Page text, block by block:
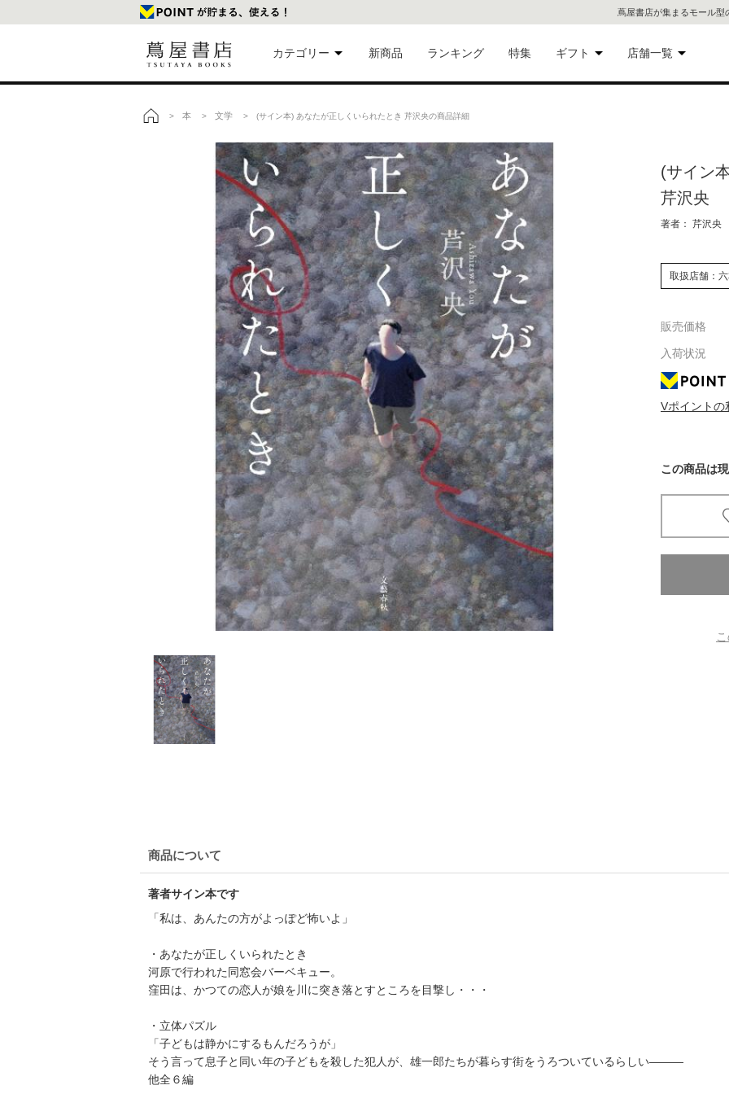
蔦屋書店が集まるモール型
カテゴリー
美術品
本
映像・音
楽
文具
雑貨
家電
食品
eギフト
新商品 ランキング 特集 ギフト
eギフト
店舗一覧
代官
屋書
書店
六本
屋書
京都
蔦屋
梅田
枚方
> 本 > 文学 > (サイン本) あなたが正しくいられたとき 芹沢央の商品詳細
(サイン
芹沢央
著者： 芹沢央
取扱店舗：
販売価格
入荷状況
Vポイントの
この商品は
商品について
著者サイン本です
「私は、あんたの方がよっぽど怖いよ」
・あなたが正しくいられたとき
河原で行われた同窓会バーベキュー。
窪田は、かつての恋人が娘を川に突き落とすところを目撃し・・・
・立体パズル
「子どもは静かにするもんだろうが」
そう言って息子と同い年の子どもを殺した犯人が、雄一郎たちが暮らす街をうろついているらしい―――
他全６編